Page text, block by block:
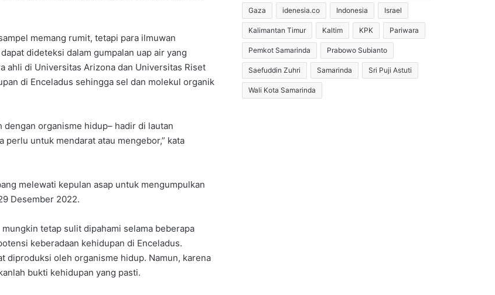
memang rumit, tetapi para ilmuwan
dideteksi dalam gumpalan uap air yang
ahli di Universitas Arizona dan Universitas Riset
di Enceladus sehingga sel dan molekul organik
organisme hidup– hadir di lautan
perlu untuk mendarat atau mengebor,” kata
melewati kepulan asap untuk mengumpulkan
Desember 2022.
tetap sulit dipahami selama beberapa
keberadaan kehidupan di Enceladus.
diproduksi oleh organisme hidup. Namun, karena
bukti kehidupan yang pasti.
Gaza idenesia.co Indonesia Israel
Kalimantan Timur Kaltim KPK Pariwara
Pemkot Samarinda Prabowo Subianto
Saefuddin Zuhri Samarinda Sri Puji Astuti
Wali Kota Samarinda